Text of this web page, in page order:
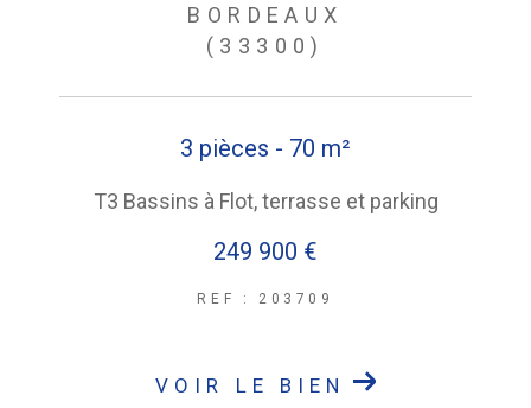
BORDEAUX
(33300)
3 pièces - 70 m²
T3 Bassins à Flot, terrasse et parking
249 900 €
REF : 203709
VOIR LE BIEN